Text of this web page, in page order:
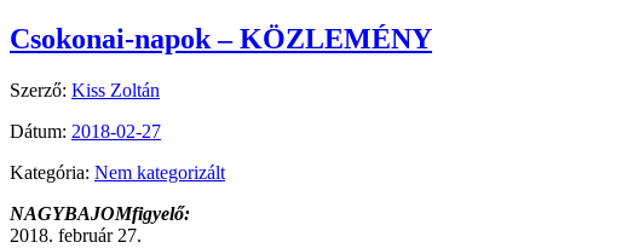
Csokonai-napok – KÖZLEMÉNY
Szerző: Kiss Zoltán
Dátum: 2018-02-27
Kategória: Nem kategorizált
NAGYBAJOMfigyelő:
2018. február 27.